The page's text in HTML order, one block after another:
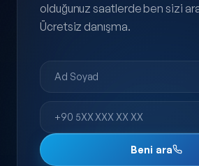
olduğunuz saatlerde ben sizi
Ücretsiz danışma.
Ad Soyad
Telefon
Beni ara